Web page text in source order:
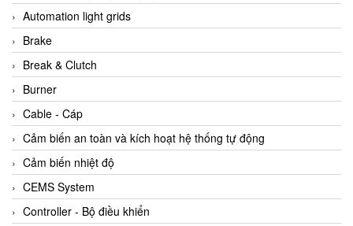
Automation light grids
Brake
Break & Clutch
Burner
Cable - Cáp
Cảm biến an toàn và kích hoạt hệ thống tự động
Cảm biến nhiệt độ
CEMS System
Controller - Bộ điều khiển